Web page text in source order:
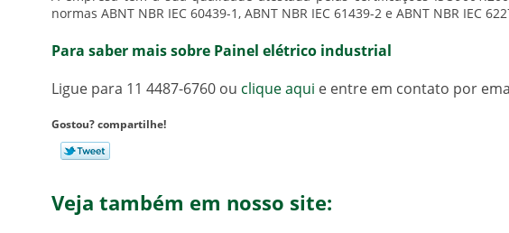
normas ABNT NBR IEC 60439-1, ABNT NBR IEC 61439-2 e ABNT NBR IEC
Para saber mais sobre Painel elétrico industrial
Ligue para 11 4487-6760 ou clique aqui e entre em contato por
Gostou? compartilhe!
Veja também em nosso site: